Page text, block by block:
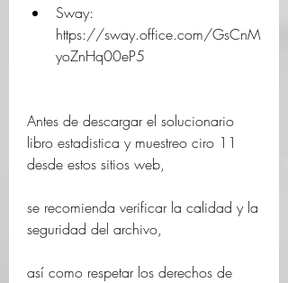
Sway:
https://sway.office.com/GsCnM
yoZnHq00eP5
Antes de descargar el solucionario
libro estadistica y muestreo ciro 11
desde estos sitios web,
se recomienda verificar la calidad y la
seguridad del archivo,
así como respetar los derechos de